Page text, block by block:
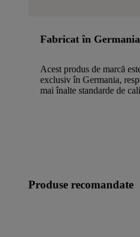
Fabricat în Germania
Acest produs de marcă
exclusiv în Germania,
mai înalte standarde de
Produse recomandate